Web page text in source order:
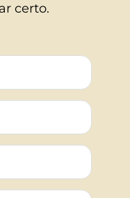
certo.